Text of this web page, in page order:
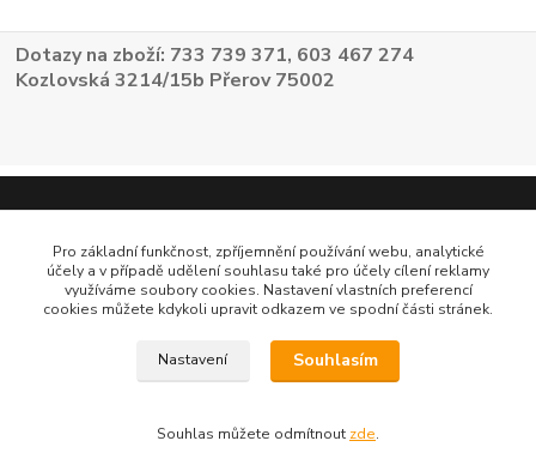
Dotazy na zboží: 733 739 371, 603 467 274
Kozlovská 3214/15b Přerov 75002
Pro základní funkčnost, zpříjemnění používání webu, analytické
účely a v případě udělení souhlasu také pro účely cílení reklamy
využíváme soubory cookies. Nastavení vlastních preferencí
cookies můžete kdykoli upravit odkazem ve spodní části stránek.
Nastavení Souhlasím
Souhlas můžete odmítnout zde.